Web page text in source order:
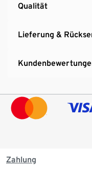
Qualität
Lieferung &
Zahlung